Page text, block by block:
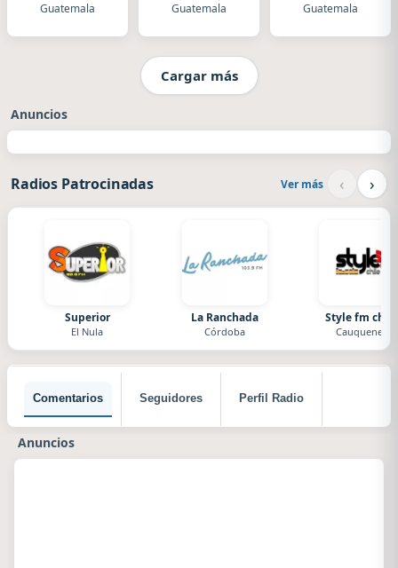
Guatemala Guatemala Guatemala
Cargar más
Anuncios
Radios Patrocinadas Ver más ‹ ›
Superior
El Nula
La Ranchada
Córdoba
Style fm chile
Cauquenes
Comentarios Seguidores Perfil Radio
Anuncios